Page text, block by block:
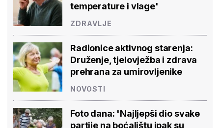
temperature i vlage'
ZDRAVLJE
Radionice aktivnog starenja:
Druženje, tjelovježba i zdrava
prehrana za umirovljenike
NOVOSTI
Foto dana: 'Najljepši dio svake
partije na boćalištu ipak su